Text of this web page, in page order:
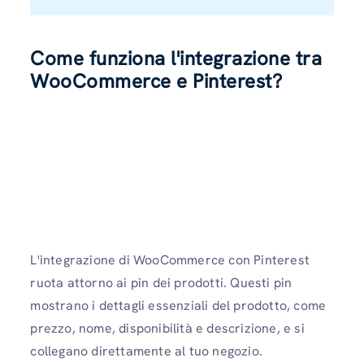
Come funziona l'integrazione tra
WooCommerce e Pinterest?
L'integrazione di WooCommerce con Pinterest
ruota attorno ai pin dei prodotti. Questi pin
mostrano i dettagli essenziali del prodotto, come
prezzo, nome, disponibilità e descrizione, e si
collegano direttamente al tuo negozio.